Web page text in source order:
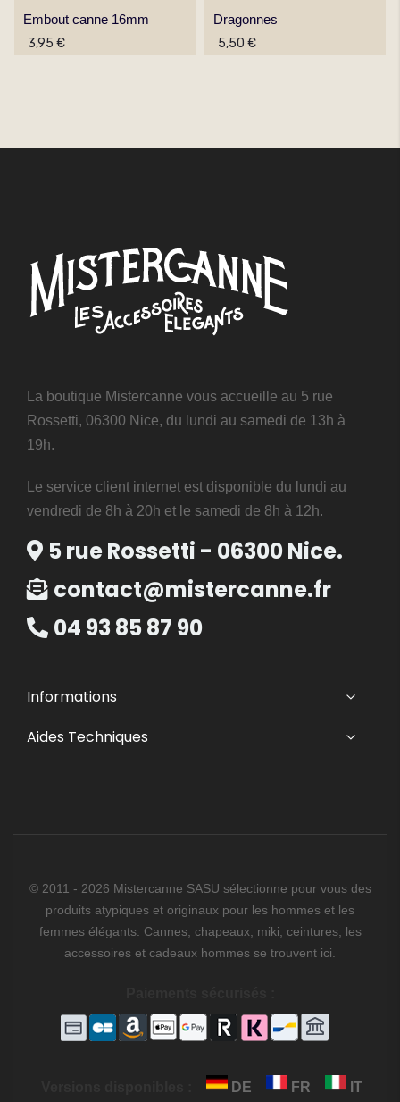
Embout canne 16mm
3,95 €
Dragonnes
5,50 €
La boutique Mistercanne vous accueille au 5 rue
Rossetti, 06300 Nice, du lundi au samedi de 13h à
19h.
Le service client internet est disponible du lundi au
vendredi de 8h à 20h et le samedi de 8h à 12h.
5 rue Rossetti - 06300 Nice.
contact@mistercanne.fr
04 93 85 87 90
Informations
Aides Techniques
© 2011 - 2026 Mistercanne SASU sélectionne pour vous des
produits atypiques et originaux pour les hommes et les
femmes élégants. Cannes, chapeaux, miki, ceintures, les
accessoires et cadeaux hommes se trouvent ici.
DE FR IT